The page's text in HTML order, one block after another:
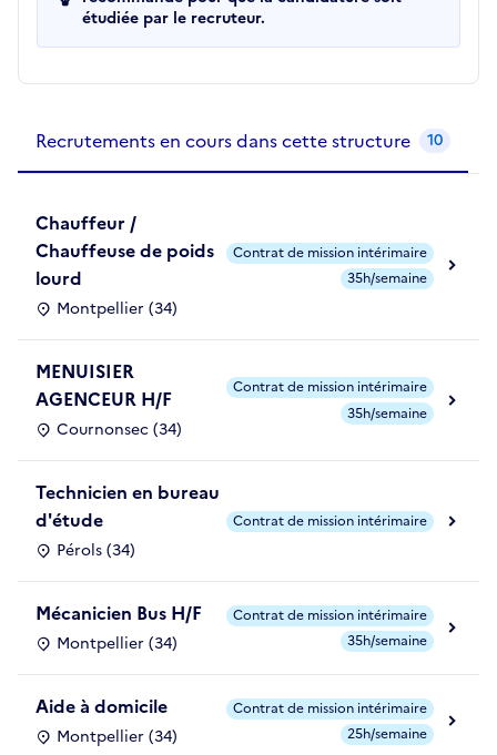
étudiée par le recruteur.
Recrutements en cours dans cette structure 10
Chauffeur /
Chauffeuse de poids
lourd
Montpellier (34)
Contrat de mission intérimaire
35h/semaine
MENUISIER
AGENCEUR H/F
Cournonsec (34)
Contrat de mission intérimaire
35h/semaine
Technicien en bureau
d'étude
Pérols (34)
Contrat de mission intérimaire
Mécanicien Bus H/F
Montpellier (34)
Contrat de mission intérimaire
35h/semaine
Aide à domicile
Montpellier (34)
Contrat de mission intérimaire
25h/semaine